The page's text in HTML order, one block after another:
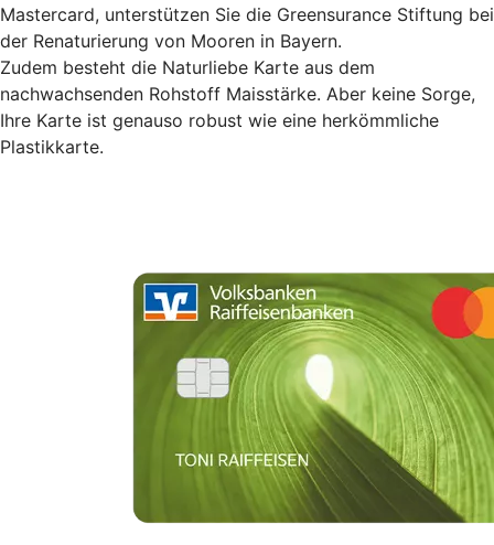
Mastercard, unterstützen Sie die Greensurance Stiftung bei
der Renaturierung von Mooren in Bayern.
Zudem besteht die Naturliebe Karte aus dem
nachwachsenden Rohstoff Maisstärke. Aber keine Sorge,
Ihre Karte ist genauso robust wie eine herkömmliche
Plastikkarte.